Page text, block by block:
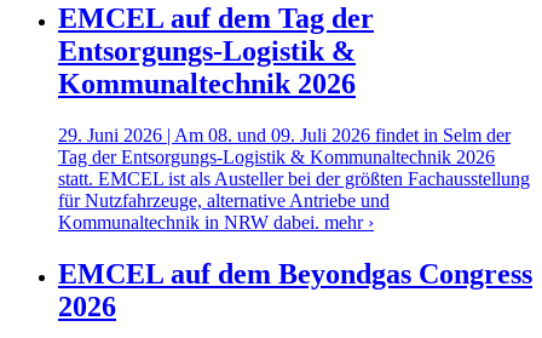
EMCEL auf dem Tag der
Entsorgungs-Logistik &
Kommunaltechnik 2026
29. Juni 2026 | Am 08. und 09. Juli 2026 findet in Selm der
Tag der Entsorgungs-Logistik & Kommunaltechnik 2026
statt. EMCEL ist als Austeller bei der größten Fachausstellung
für Nutzfahrzeuge, alternative Antriebe und
Kommunaltechnik in NRW dabei. mehr ›
EMCEL auf dem Beyondgas Congress
2026